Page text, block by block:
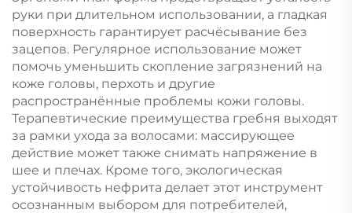
руки при длительном использовании, а гладкая
поверхность гарантирует расчёсывание без
зацепов. Регулярное использование может
помочь уменьшить скопление загрязнений на
коже головы, перхоть и другие
распространённые проблемы кожи головы.
Терапевтические преимущества гребня выходят
за рамки ухода за волосами: массирующее
действие может также снимать напряжение в
шее и плечах. Кроме того, экологическая
устойчивость нефрита делает этот инструмент
осознанным выбором для потребителей,